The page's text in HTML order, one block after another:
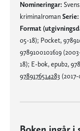
Nomineringar:
kriminalromanSerie:
Format
05-18); Pocket,
9789100101619
18); E-bok, epub2,
9789176514283